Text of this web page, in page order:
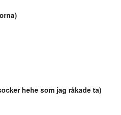
hehe som jag råkade ta)